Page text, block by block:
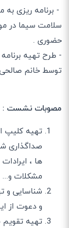
- برنامه ریزی
سلامت سیما در
حضوری .
توسط خانم
مصوبات نشست :
تهیه کلیپ
صداگذاری
ها ،
مشکلات و...
شناسایی و
و دعوت از
تهیه